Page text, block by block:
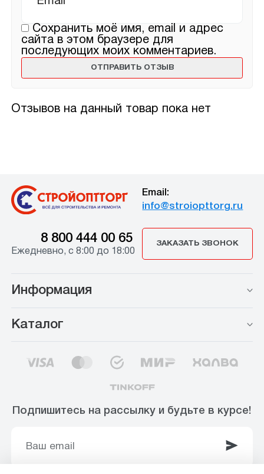
Отзывов на данный товар пока нет
Сохранить моё имя, email и адрес
сайта в этом браузере для
последующих моих комментариев.
Email:
info@stroiopttorg.ru
8 800 444 00 65
Ежедневно, с 8:00 до 18:00
ЗАКАЗАТЬ ЗВОНОК
Информация
Каталог
Подпишитесь на рассылку и будьте в курсе!